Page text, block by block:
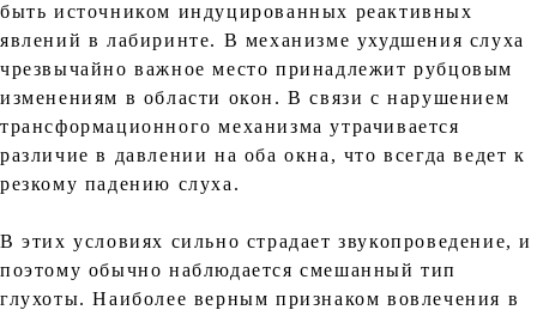
быть источником индуцированных реактивных
явлений в лабиринте. В механизме ухудшения слуха
чрезвычайно важное место принадлежит рубцовым
изменениям в области окон. В связи с нарушением
трансформационного механизма утрачивается
различие в давлении на оба окна, что всегда ведет к
резкому падению слуха.
В этих условиях сильно страдает звукопроведение, и
поэтому обычно наблюдается смешанный тип
глухоты. Наиболее верным признаком вовлечения в